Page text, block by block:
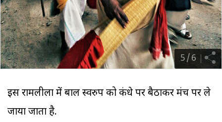
5/6
इस रामलीला में बाल स्वरुप को कंधे पर बैठाकर मंच पर ले
जाया जाता है.